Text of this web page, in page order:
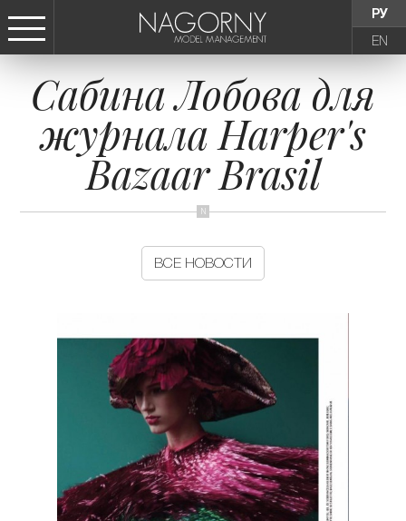
РУ
EN
СТАТЬ МОДЕЛЬЮ
ДЕВУШКИ
ТИНЕЙДЖЕРЫ
ДЕТИ
НОВОСТИ
КОНТАКТЫ
Сабина Лобова для
журнала Harper's
Bazaar Brasil
ВСЕ НОВОСТИ